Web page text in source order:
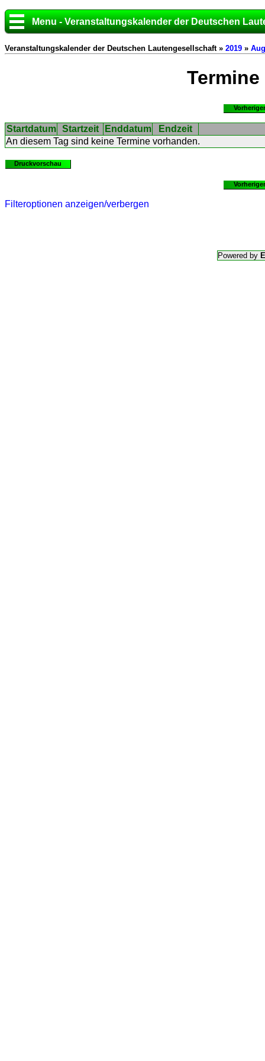
Menu - Veranstaltungskalender der Deutschen
Veranstaltungskalender der Deutschen Lautengesellschaft » 2019 »
Termine
Startdatum Startzeit Enddatum
Endzeit
An diesem Tag sind keine Termine vorhanden.
Druckvorschau
Filteroptionen anzeigen/verbergen
Powered by